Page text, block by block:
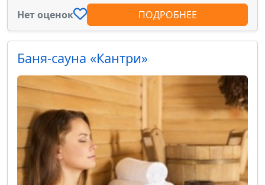
Нет оценок ПОДРОБНЕЕ
Баня-сауна «Кантри»